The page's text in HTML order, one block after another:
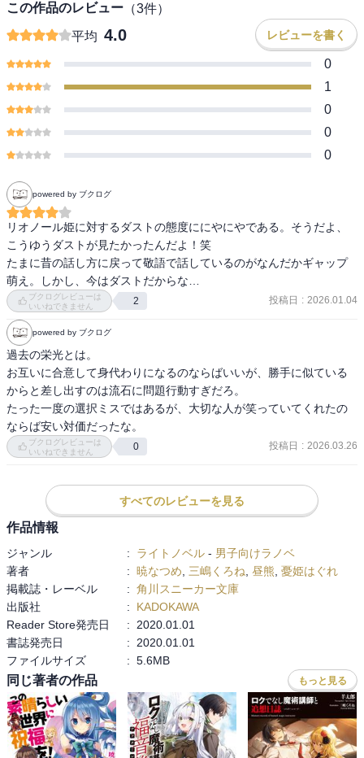
この作品のレビュー （3件）
平均 4.0 レビューを書く
0
1
0
0
0
powered by ブクログ
リオノール姫に対するダストの態度ににやにやである。そうだよ、
こうゆうダストが見たかったんだよ！笑
たまに昔の話し方に戻って敬語で話しているのがなんだかギャップ
萌え。しかし、今はダストだからな…
ブクログレビューは
いいねできません
2 投稿日 : 2026.01.04
powered by ブクログ
過去の栄光とは。
お互いに合意して身代わりになるのならばいいが、勝手に似ている
からと差し出すのは流石に問題行動すぎだろ。
たった一度の選択ミスではあるが、大切な人が笑っていてくれたの
ならば安い対価だったな。
ブクログレビューは
いいねできません
0 投稿日 : 2026.03.26
すべてのレビューを見る
作品情報
ジャンル : ライトノベル - 男子向けラノベ
著者
: 暁なつめ 三嶋くろね 昼熊 憂姫はぐれ
掲載誌・レーベル
: 角川スニーカー文庫
出版社
:
KADOKAWA
Reader Store発売日
:
2020.01.01
書誌発売日
:
2020.01.01
ファイルサイズ
: 5.6MB
同じ著者の作品 もっと見る